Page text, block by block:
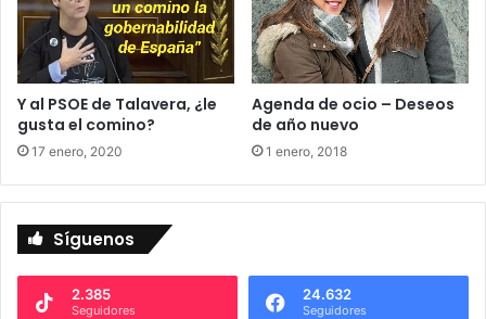
Y al PSOE de Talavera, ¿le
gusta el comino?
17 enero, 2020
Agenda de ocio – Deseos
de año nuevo
1 enero, 2018
Síguenos
2.385
Seguidores
24.632
Seguidores